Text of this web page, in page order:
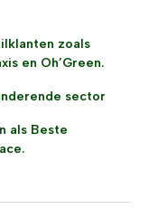
zoals
en Oh’Green.
sector
als Beste